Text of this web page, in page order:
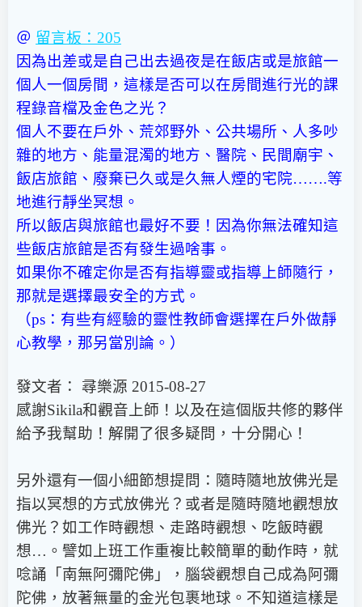
＠ 留言板：205
因為出差或是自己出去過夜是在飯店或是旅館一
個人一個房間，這樣是否可以在房間進行光的課
程錄音檔及金色之光？
個人不要在戶外、荒郊野外、公共場所、人多吵
雜的地方、能量混濁的地方、醫院、民間廟宇、
飯店旅館、廢棄已久或是久無人煙的宅院…….等
地進行靜坐冥想。
所以飯店與旅館也最好不要！因為你無法確知這
些飯店旅館是否有發生過啥事。
如果你不確定你是否有指導靈或指導上師隨行，
那就是選擇最安全的方式。
（ps：有些有經驗的靈性教師會選擇在戶外做靜
心教學，那另當別論。）
發文者： 尋樂源 2015-08-27
感謝Sikila和觀音上師！以及在這個版共修的夥伴
給予我幫助！解開了很多疑問，十分開心！
另外還有一個小細節想提問：隨時隨地放佛光是
指以冥想的方式放佛光？或者是隨時隨地觀想放
佛光？如工作時觀想、走路時觀想、吃飯時觀
想…。譬如上班工作重複比較簡單的動作時，就
唸誦「南無阿彌陀佛」，腦袋觀想自己成為阿彌
陀佛，放著無量的金光包裹地球。不知道這樣是